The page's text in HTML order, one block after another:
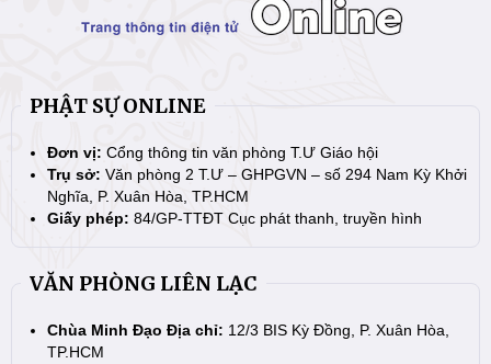
PHẬT SỰ ONLINE
Đơn vị: Cổng thông tin văn phòng T.Ư Giáo hội
Trụ sở: Văn phòng 2 T.Ư – GHPGVN – số 294 Nam Kỳ Khởi
Nghĩa, P. Xuân Hòa, TP.HCM
Giấy phép: 84/GP-TTĐT Cục phát thanh, truyền hình
VĂN PHÒNG LIÊN LẠC
Chùa Minh Đạo Địa chỉ: 12/3 BIS Kỳ Đồng, P. Xuân Hòa,
TP.HCM